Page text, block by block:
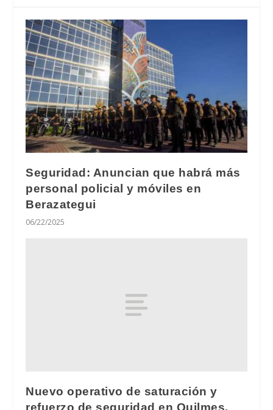
Seguridad: Anuncian que habrá más
personal policial y móviles en
Berazategui
06/22/2025
Nuevo operativo de saturación y
refuerzo de seguridad en Quilmes,